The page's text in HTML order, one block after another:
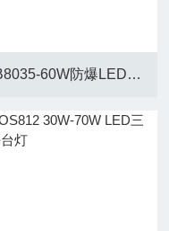
GB8035-60W防爆LED道路照明灯